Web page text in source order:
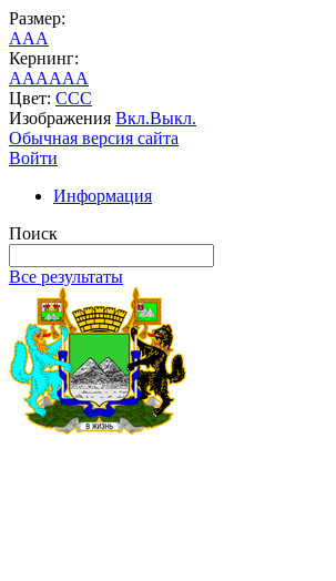
Размер:
AAA
Кернинг:
AAAAAA
Цвет: CCC
Изображения Вкл.Выкл.
Обычная версия сайта
Войти
Информация
Поиск
Все результаты